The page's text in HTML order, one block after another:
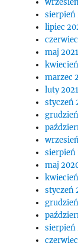
sierpień
lipiec
maj 2021
marzec
luty 2021
styczeń
sierpień
maj
styczeń
sierpień